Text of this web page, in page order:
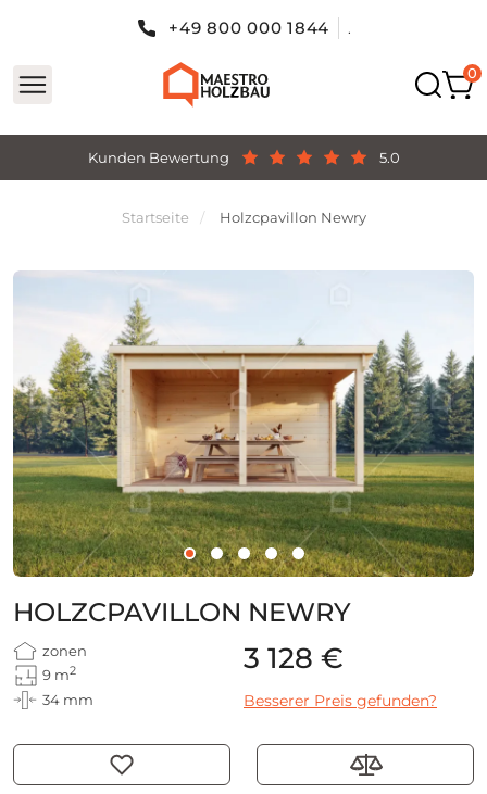
Kunden Bewertung 5.0
+49 800 000 1844 .
Startseite Holzcpavillon Newry
HOLZCPAVILLON NEWRY
zonen
9 m2
34 mm
3 128 €
Besserer Preis gefunden?